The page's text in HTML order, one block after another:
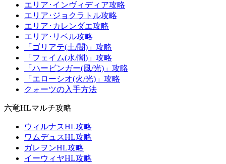
エリア･インヴィディア攻略
エリア･ジョクラトル攻略
エリア･カレンダエ攻略
エリア･リベル攻略
「ゴリアテ(土/闇)」攻略
「フェイム(水/闇)」攻略
「ハービンガー(風/光)」攻略
「エローシオ(火/光)」攻略
クォーツの入手方法
六竜HLマルチ攻略
ウィルナスHL攻略
ワムデュスHL攻略
ガレヲンHL攻略
イーウィヤHL攻略